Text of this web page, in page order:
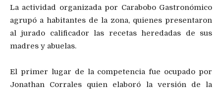
La actividad organizada por Carabobo Gastronómico
agrupó a habitantes de la zona, quienes presentaron
al jurado calificador las recetas heredadas de sus
madres y abuelas.
El primer lugar de la competencia fue ocupado por
Jonathan Corrales quien elaboró la versión de la